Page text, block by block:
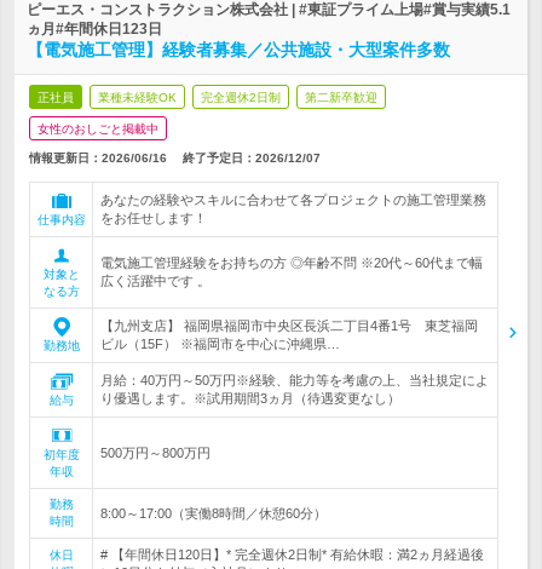
ピーエス・コンストラクション株式会社 | #東証プライム上場#賞与実績5.1
ヵ月#年間休日123日
【電気施工管理】経験者募集／公共施設・大型案件多数
正社員 業種未経験OK 完全週休2日制 第二新卒歓迎
女性のおしごと掲載中
情報更新日：2026/06/16 終了予定日： 2026/12/07
仕事内容
あなたの経験やスキルに合わせて各プロジェクトの施工管理業務
をお任せします！
対象と
なる方
電気施工管理経験をお持ちの方 ◎年齢不問 ※20代～60代まで幅
広く活躍中です 。
勤務地
【九州支店】 福岡県福岡市中央区長浜二丁目4番1号 東芝福岡
ビル（15F） ※福岡市を中心に沖縄県…
給与
月給：40万円～50万円※経験、能力等を考慮の上、当社規定によ
り優遇します。※試用期間3ヵ月（待遇変更なし）
初年度
年収
500万円～800万円
勤務
時間
8:00～17:00（実働8時間／休憩60分）
休日
# 【年間休日120日】* 完全週休2日制* 有給休暇：満2ヵ月経過後